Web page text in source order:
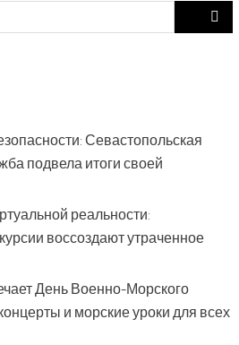
Search
Севастопольская
подвела итоги своей
реальности:
воссоздают утраченное
День Военно-Морского
и морские уроки для всех